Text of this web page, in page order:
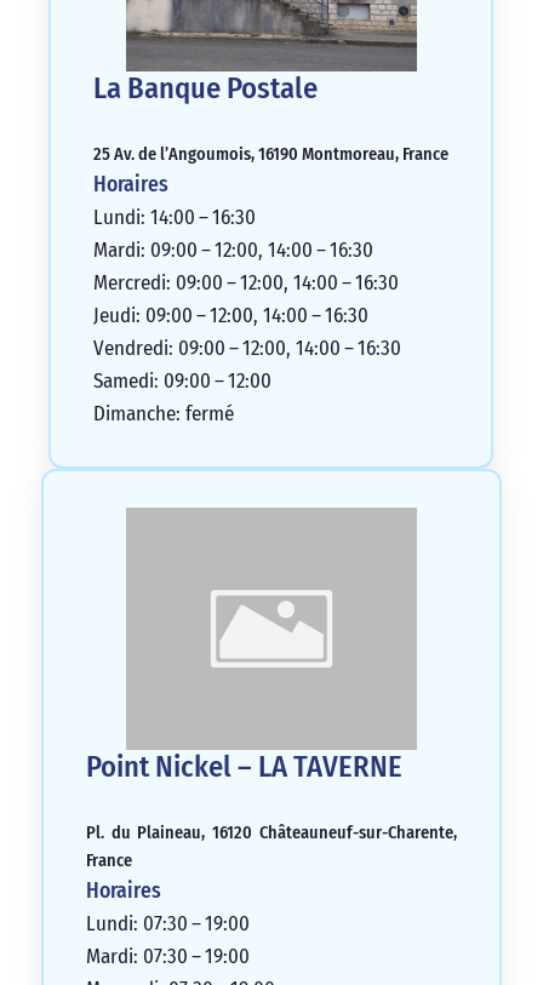
La Banque Postale
25 Av. de l’Angoumois, 16190 Montmoreau, France
Horaires
Lundi: 14:00 – 16:30
Mardi: 09:00 – 12:00, 14:00 – 16:30
Mercredi: 09:00 – 12:00, 14:00 – 16:30
Jeudi: 09:00 – 12:00, 14:00 – 16:30
Vendredi: 09:00 – 12:00, 14:00 – 16:30
Samedi: 09:00 – 12:00
Dimanche: fermé
Point Nickel – LA TAVERNE
Pl. du Plaineau, 16120 Châteauneuf-sur-Charente,
France
Horaires
Lundi: 07:30 – 19:00
Mardi: 07:30 – 19:00